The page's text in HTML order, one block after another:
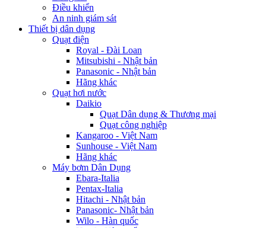
Điều khiển
An ninh giám sát
Thiết bị dân dụng
Quạt điện
Royal - Đài Loan
Mitsubishi - Nhật bản
Panasonic - Nhật bản
Hãng khác
Quạt hơi nước
Daikio
Quạt Dân dụng & Thương mại
Quạt công nghiệp
Kangaroo - Việt Nam
Sunhouse - Việt Nam
Hãng khác
Máy bơm Dân Dụng
Ebara-Italia
Pentax-Italia
Hitachi - Nhật bản
Panasonic- Nhật bản
Wilo - Hàn quốc